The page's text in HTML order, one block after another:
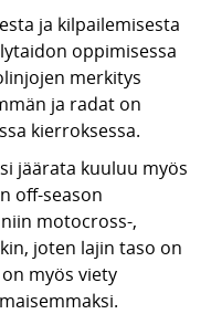
ja kilpailemisesta
oppimisessa
merkitys
ja radat on
kierroksessa.
jäärata kuuluu myös
off-season
motocross-,
joten lajin taso on
myös viety